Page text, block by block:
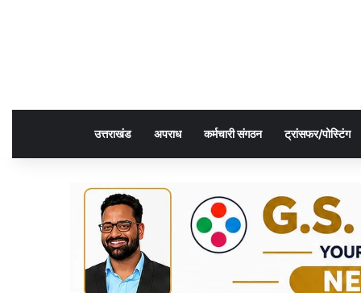
उत्तराखंड अपराध कर्मचारी संगठन ट्रांसफर/पोस्टिंग